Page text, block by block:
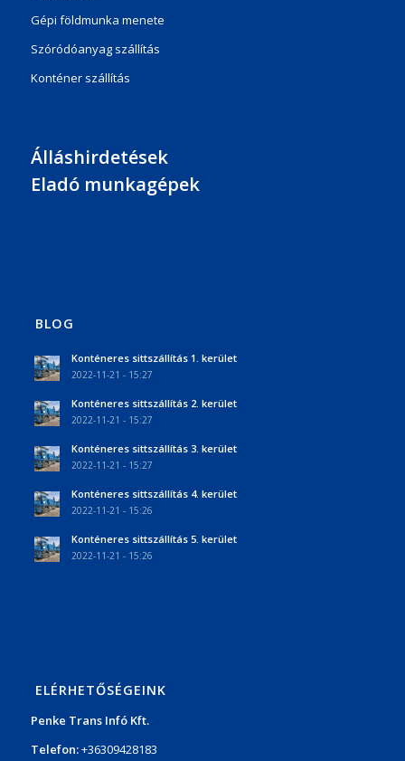
Gépi földmunka menete
Szóródóanyag szállítás
Konténer szállítás
Álláshirdetések
Eladó munkagépek
BLOG
Konténeres sittszállítás 1. kerület
2022-11-21 - 15:27
Konténeres sittszállítás 2. kerület
2022-11-21 - 15:27
Konténeres sittszállítás 3. kerület
2022-11-21 - 15:27
Konténeres sittszállítás 4. kerület
2022-11-21 - 15:26
Konténeres sittszállítás 5. kerület
2022-11-21 - 15:26
ELÉRHETŐSÉGEINK
Penke Trans Infó Kft.
Telefon:+36309428183